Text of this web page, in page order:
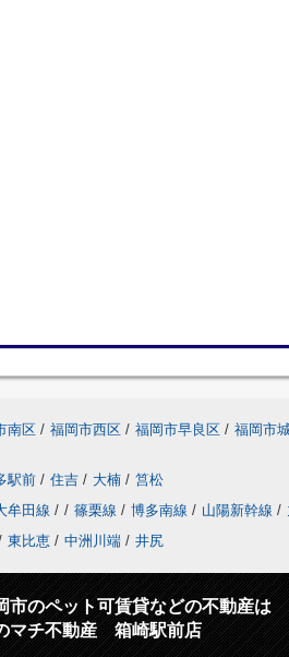
南区 / 福岡市西区 / 福岡市早良区 / 福岡市
駅前 / 住吉 / 大楠 / 筥松
牟田線 / / 篠栗線 / 博多南線 / 山陽新幹線 /
東比恵 / 中洲川端 / 井尻
市のペット可賃貸などの不動産は
マチ不動産 箱崎駅前店